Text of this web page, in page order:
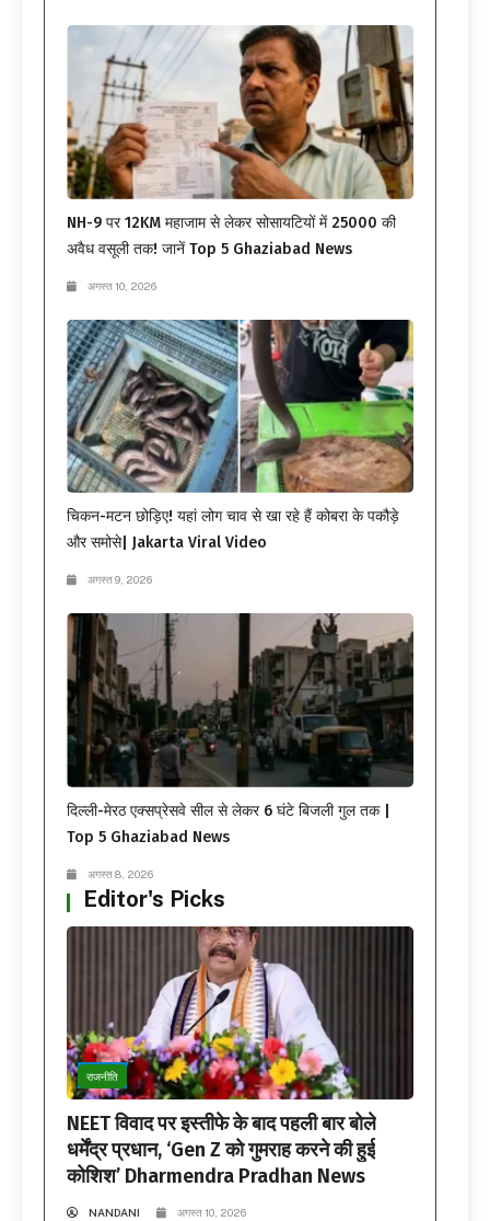
NH-9 पर 12KM महाजाम से लेकर सोसायटियों में 25000 की
अवैध वसूली तक! जानें Top 5 Ghaziabad News
अगस्त 10, 2026
चिकन-मटन छोड़िए! यहां लोग चाव से खा रहे हैं कोबरा के पकौड़े
और समोसे| Jakarta Viral Video
अगस्त 9, 2026
दिल्ली-मेरठ एक्सप्रेसवे सील से लेकर 6 घंटे बिजली गुल तक |
Top 5 Ghaziabad News
अगस्त 8, 2026
Editor's Picks
राजनीति
NEET विवाद पर इस्तीफे के बाद पहली बार बोले
धर्मेंद्र प्रधान, ‘Gen Z को गुमराह करने की हुई
कोशिश’ Dharmendra Pradhan News
NANDANI अगस्त 10, 2026